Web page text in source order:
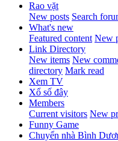
Rao vặt
New posts Search
What's new
Featured content New
Link Directory
New items New
directory Mark read
Xem TV
Xổ số đây
Members
Current visitors New
Funny Game
Chuyển nhà Bình